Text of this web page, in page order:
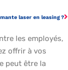
laser en leasing ?
les employés,
offrir à vos
peut être la